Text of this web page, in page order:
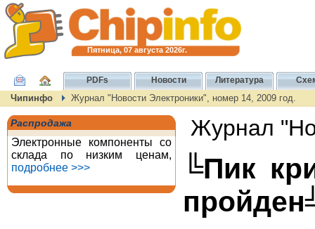
Пятница, 07 августа 2026г.
PDFs Новости Литература
Чипинфо Журнал "Новости Электроники", номер 14, 2009 год.
Распродажа
Электронные компоненты со
склада по низким ценам,
подробнее >>>
Журнал
╚Пик